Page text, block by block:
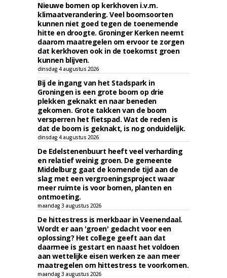
Nieuwe bomen op kerkhoven i.v.m.
klimaatverandering. Veel boomsoorten
kunnen niet goed tegen de toenemende
hitte en droogte. Groninger Kerken neemt
daarom maatregelen om ervoor te zorgen
dat kerkhoven ook in de toekomst groen
kunnen blijven.
dinsdag 4 augustus 2026
Bij de ingang van het Stadspark in
Groningen is een grote boom op drie
plekken geknakt en naar beneden
gekomen. Grote takken van de boom
versperren het fietspad. Wat de reden is
dat de boom is geknakt, is nog onduidelijk.
dinsdag 4 augustus 2026
De Edelstenenbuurt heeft veel verharding
en relatief weinig groen. De gemeente
Middelburg gaat de komende tijd aan de
slag met een vergroeningsproject waar
meer ruimte is voor bomen, planten en
ontmoeting.
maandag 3 augustus 2026
De hittestress is merkbaar in Veenendaal.
Wordt er aan 'groen' gedacht voor een
oplossing? Het college geeft aan dat
daarmee is gestart en naast het voldoen
aan wettelijke eisen werken ze aan meer
maatregelen om hittestress te voorkomen.
maandag 3 augustus 2026